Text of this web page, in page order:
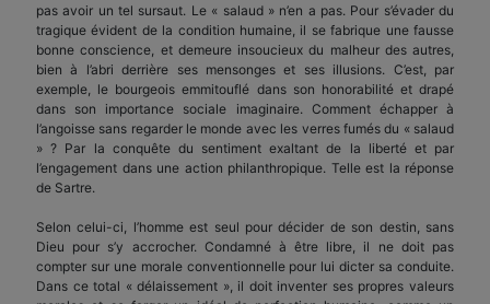
pas avoir un tel sursaut. Le « salaud » n’en a pas. Pour s’évader du
tragique évident de la condition humaine, il se fabrique une fausse
bonne conscience, et demeure insoucieux du malheur des autres,
bien à l’abri derrière ses mensonges et ses illusions. C’est, par
exemple, le bourgeois emmitouflé dans son honorabilité et drapé
dans son importance sociale imaginaire. Comment échapper à
l’angoisse sans regarder le monde avec les verres fumés du « salaud
» ? Par la conquête du sentiment exaltant de la liberté et par
l’engagement dans une action philanthropique. Telle est la réponse
de Sartre.
Selon celui-ci, l’homme est seul pour décider de son destin, sans
Dieu pour s’y accrocher. Condamné à être libre, il ne doit pas
compter sur une morale conventionnelle pour lui dicter sa conduite.
Dans ce total « délaissement », il doit inventer ses propres valeurs